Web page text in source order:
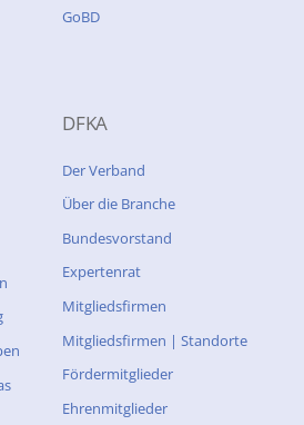
GoBD
DFKA
Der Verband
Über die Branche
Bundesvorstand
Expertenrat
Mitgliedsfirmen
Mitgliedsfirmen | Standorte
Fördermitglieder
Ehrenmitglieder